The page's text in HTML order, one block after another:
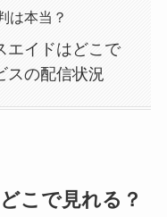
は本当？
エイドはどこで
スの配信状況
こで見れる？